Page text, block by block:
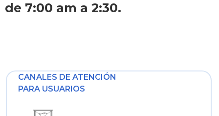
de 7:00 am a 2:30.
CANALES DE ATENCIÓN
PARA USUARIOS